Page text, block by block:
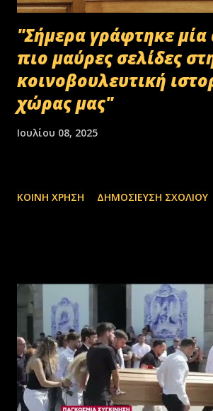
"Σήμερα γράφτηκε μία
πιο μαύρες σελίδες
κοινοβουλευτική
χώρας μας"
Ιουλίου 08, 2025
ΚΟΙΝΉ ΧΡΉΣΗ ΔΗΜΟΣΊΕΥΣΗ ΣΧΟΛΊΟΥ